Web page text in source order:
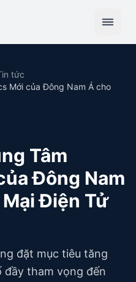
tức
Mới của Đông Nam Á cho
Tâm
Đông Nam
Điện Tử
đặt mục tiêu tăng
tham vọng đến